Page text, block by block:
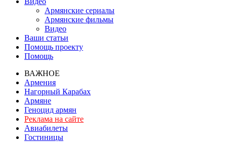
Армянские сериалы
Армянские фильмы
Видео
Ваши статьи
Помощь проекту
Помощь
ВАЖНОЕ
Армения
Нагорный Карабах
Армяне
Геноцид армян
Реклама на сайте
Авиабилеты
Гостиницы